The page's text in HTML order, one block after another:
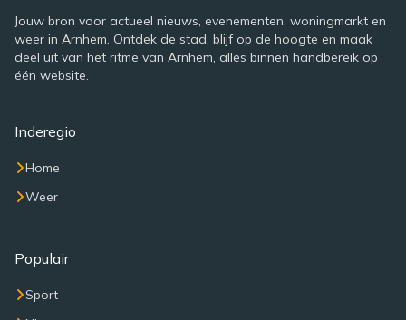
Jouw bron voor actueel nieuws, evenementen, woningmarkt en
weer in Arnhem. Ontdek de stad, blijf op de hoogte en maak
deel uit van het ritme van Arnhem, alles binnen handbereik op
één website.
Inderegio
Home
Weer
Populair
Sport